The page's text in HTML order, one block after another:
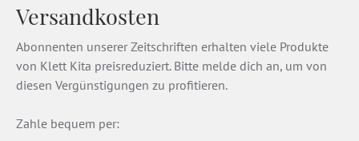
Versandkosten
Abonnenten unserer Zeitschriften erhalten viele Produkte
von Klett Kita preisreduziert. Bitte melde dich an, um von
diesen Vergünstigungen zu profitieren.
Zahle bequem per: